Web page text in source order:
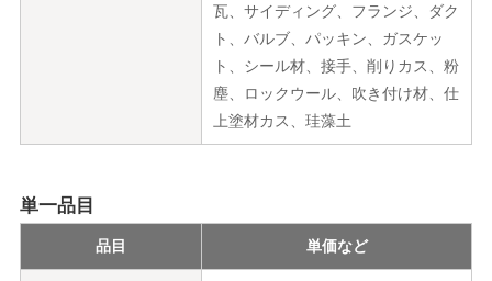
瓦、サイディング、フランジ、ダク
ト、バルブ、パッキン、ガスケッ
ト、シール材、接手、削りカス、粉
塵、ロックウール、吹き付け材、仕
上塗材カス、珪藻土
単一品目
品目 単価など